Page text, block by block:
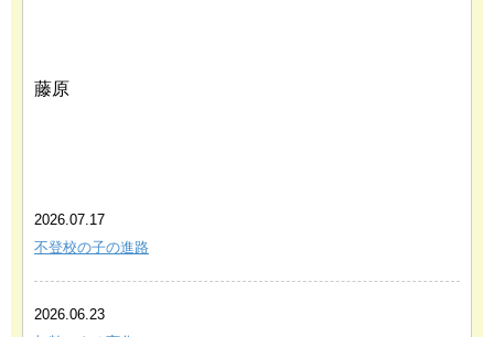
藤原
2026.07.17
不登校の子の進路
2026.06.23